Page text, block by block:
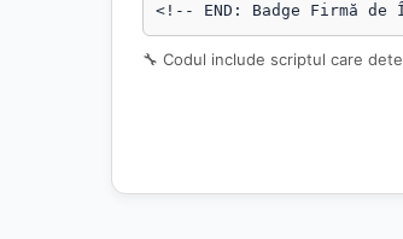
<!-- END: Badge Firmă de
🔧 Codul include scriptul care